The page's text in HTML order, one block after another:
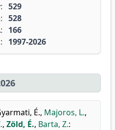
529
528
166
1997-2026
É., Majoros, L.,
, Zöld, É., Barta, Z.: